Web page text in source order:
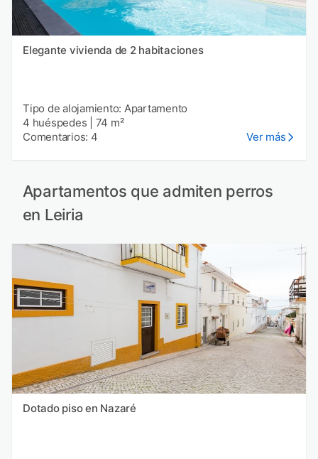
Elegante vivienda de 2 habitaciones
Tipo de alojamiento: Apartamento
4 huéspedes
74 m²
Comentarios: 4
Ver más
Apartamentos que admiten perros
en Leiria
Dotado piso en Nazaré